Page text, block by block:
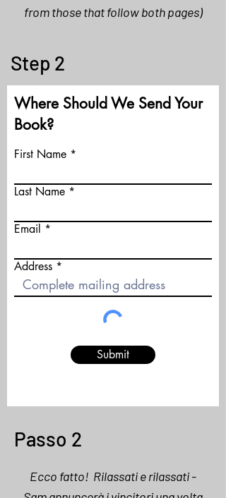
from those that follow both pages)
Step 2
Where Should We Send Your
Book?
First Name
Last Name
Email
Address
Submit
Passo 2
Ecco fatto! Rilassati e rilassati -